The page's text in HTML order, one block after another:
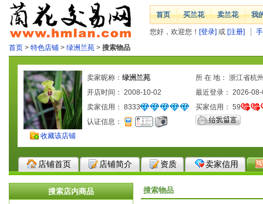
首页 买兰花 卖兰花 我
您好，欢迎您！ [登录] 或 [注册]
首页 > 特色店铺 > 绿洲兰苑 > 搜索物品
收藏该店铺
卖家昵称： 绿洲兰苑
所 在 地： 浙江省杭
开店时间： 2008-10-02
最近登录： 2026-
卖家信用： 8333 买家信用： 59
认证信息：
店铺首页 店铺简介 资质 卖家信用
搜索店内商品 搜索物品